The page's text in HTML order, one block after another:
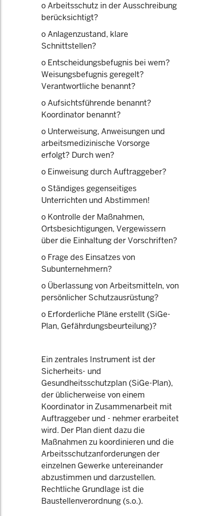
o Arbeitsschutz in der Ausschreibung
berücksichtigt?
o Anlagenzustand, klare
Schnittstellen?
o Entscheidungsbefugnis bei wem?
Weisungsbefugnis geregelt?
Verantwortliche benannt?
o Aufsichtsführende benannt?
Koordinator benannt?
o Unterweisung, Anweisungen und
arbeitsmedizinische Vorsorge
erfolgt? Durch wen?
o Einweisung durch Auftraggeber?
o Ständiges gegenseitiges
Unterrichten und Abstimmen!
o Kontrolle der Maßnahmen,
Ortsbesichtigungen, Vergewissern
über die Einhaltung der Vorschriften?
o Frage des Einsatzes von
Subunternehmern?
o Überlassung von Arbeitsmitteln, von
persönlicher Schutzausrüstung?
o Erforderliche Pläne erstellt (SiGe-
Plan, Gefährdungsbeurteilung)?
Ein zentrales Instrument ist der
Sicherheits- und
Gesundheitsschutzplan (SiGe-Plan),
der üblicherweise von einem
Koordinator in Zusammenarbeit mit
Auftraggeber und - nehmer erarbeitet
wird. Der Plan dient dazu die
Maßnahmen zu koordinieren und die
Arbeitsschutzanforderungen der
einzelnen Gewerke untereinander
abzustimmen und darzustellen.
Rechtliche Grundlage ist die
Baustellenverordnung (s.o.).